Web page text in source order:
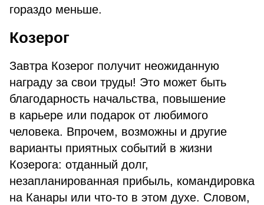
гораздо меньше.
Козерог
Завтра Козерог получит неожиданную
награду за свои труды! Это может быть
благодарность начальства, повышение
в карьере или подарок от любимого
человека. Впрочем, возможны и другие
варианты приятных событий в жизни
Козерога: отданный долг,
незапланированная прибыль, командировка
на Канары или что-то в этом духе. Словом,